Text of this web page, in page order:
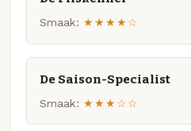
Smaak: ★★★★☆
De Saison-Specialist
Smaak: ★★★☆☆